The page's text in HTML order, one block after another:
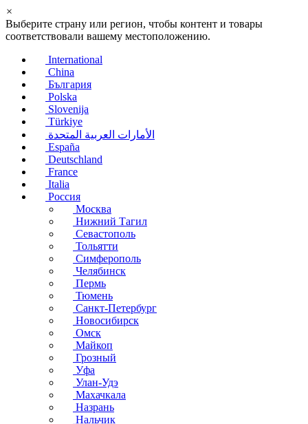
×
Выберите страну или регион, чтобы контент и товары
соответствовали вашему местоположению.
International
China
България
Polska
Slovenija
Türkiye
الأمارات العربية المتحدة
España
Deutschland
France
Italia
Россия
Москва
Нижний Тагил
Севастополь
Тольятти
Симферополь
Челябинск
Пермь
Тюмень
Санкт-Петербург
Новосибирск
Омск
Майкоп
Грозный
Уфа
Улан-Удэ
Махачкала
Назрань
Нальчик